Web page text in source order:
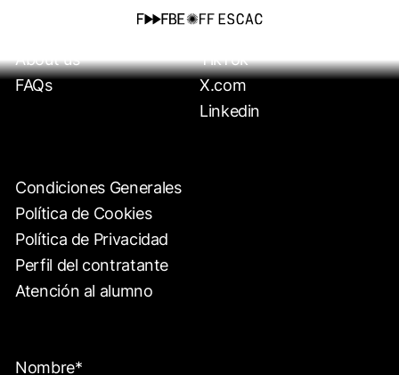
About us
FAQs
TikTok
X.com
Linkedin
Condiciones Generales
Política de Cookies
Política de Privacidad
Perfil del contratante
Atención al alumno